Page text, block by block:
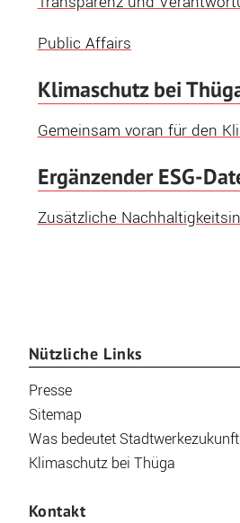
Public Affairs
Klimaschutz bei
Gemeinsam voran für den
Ergänzender ESG-
Zusätzliche
Nützliche Links
Presse
Sitemap
Was bedeutet
Klimaschutz bei Thüga
Kontakt